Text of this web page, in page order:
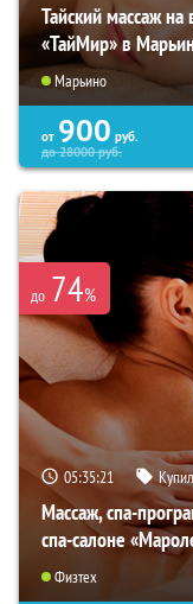
Тайский массаж
«ТайМир» в
Марьино
от 900 руб.
до28000руб.
до 74%
05:35:19
Массаж, спа-
спа-салоне
Физтех